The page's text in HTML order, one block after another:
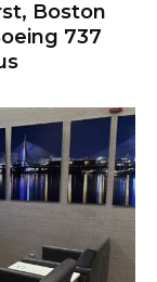
Boston
737